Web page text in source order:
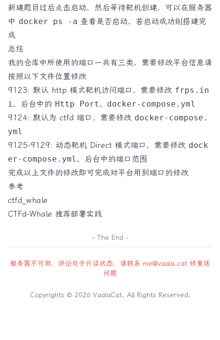
新建题目过后点击启动，然后等待靶机创建，可以在服务器
中 docker ps -a 查看是否启动，若启动成功则搭建完
成
总结
我的仓库中所使用的端口一共有三类，需要修改平台信息请
按照以下文件位置修改
9123: 默认 http 模式靶机访问端口，需要修改 frps.in
i、后台中的 Http Port、 docker-compose.yml
9124: 默认为 ctfd 端口，需要修改 docker-compose.
yml
9125-9129: 动态靶机 Direct 模式端口，需要修改 dock
er-compose.yml、后台中的端口范围
完成以上文件的修改即可完成对平台用到端口的修改
参考
ctfd_whale
CTFd-Whale 推荐部署实践
- The End -
服务器不可用，评论处于只读状态，请联系 me@vaala.cat 修复该
问题
Copyrights © 2026VaalaCat. All Rights Reserved.